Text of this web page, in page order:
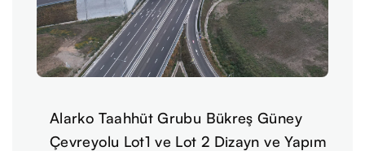
Alarko Taahhüt Grubu Bükreş Güney
Çevreyolu Lot1 ve Lot 2 Dizayn ve Yapım